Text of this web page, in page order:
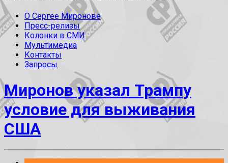
О Сергее Миронове
Пресс-релизы
Колонки в СМИ
Мультимедиа
Контакты
Запросы
Миронов указал Трампу
условие для выживания
США